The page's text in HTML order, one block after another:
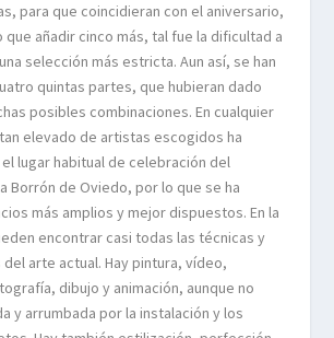
para que coincidieran con el aniversario,
que añadir cinco más, tal fue la dificultad a
selección más estricta. Aun así, se han
quintas partes, que hubieran dado
posibles combinaciones. En cualquier
elevado de artistas escogidos ha
lugar habitual de celebración del
Borrón de Oviedo, por lo que se ha
más amplios y mejor dispuestos. En la
encontrar casi todas las técnicas y
arte actual. Hay pintura, vídeo,
dibujo y animación, aunque no
y arrumbada por la instalación y los